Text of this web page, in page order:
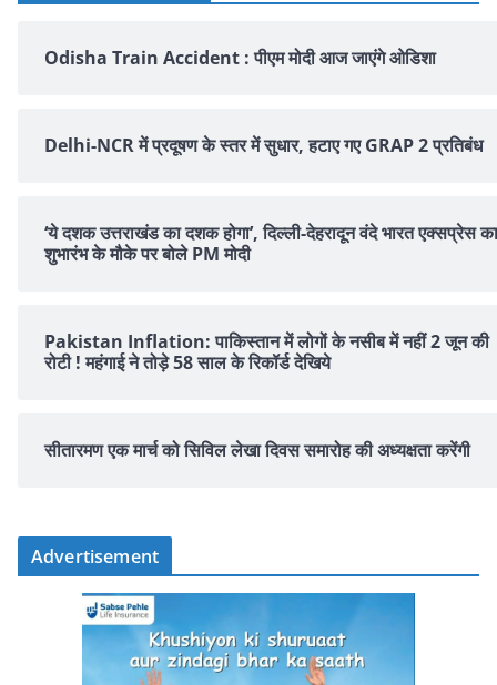
Odisha Train Accident : पीएम मोदी आज जाएंगे ओडिशा
Delhi-NCR में प्रदूषण के स्तर में सुधार, हटाए गए GRAP 2 प्रतिबंध
‘ये दशक उत्तराखंड का दशक होगा’, दिल्ली-देहरादून वंदे भारत एक्सप्रेस का
शुभारंभ के मौके पर बोले PM मोदी
Pakistan Inflation: पाकिस्तान में लोगों के नसीब में नहीं 2 जून की
रोटी ! महंगाई ने तोड़े 58 साल के रिकॉर्ड देखिये
सीतारमण एक मार्च को सिविल लेखा दिवस समारोह की अध्यक्षता करेंगी
Advertisement